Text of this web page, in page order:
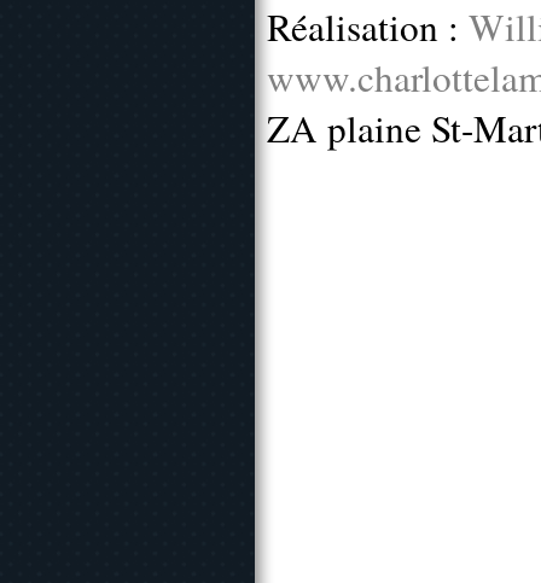
Réalisation :
ZA plaine St-